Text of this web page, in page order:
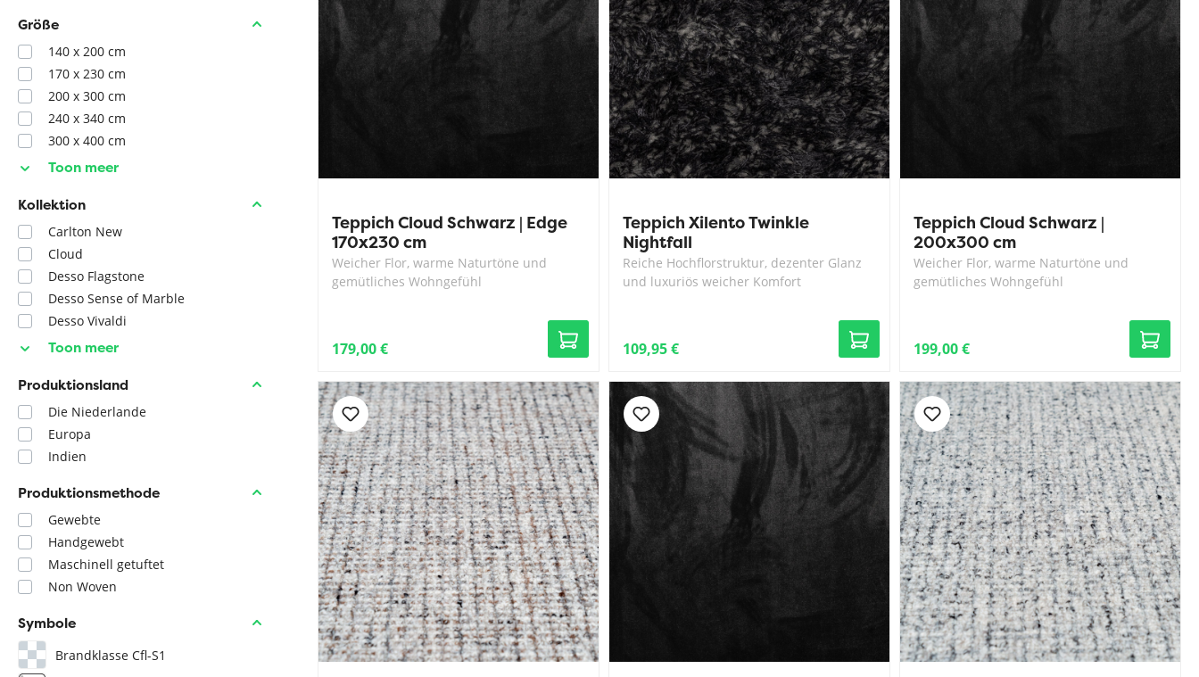
Größe
140 x 200 cm
170 x 230 cm
200 x 300 cm
240 x 340 cm
300 x 400 cm
Toon meer
Kollektion
Carlton New
Cloud
Desso Flagstone
Desso Sense of Marble
Desso Vivaldi
Toon meer
Produktionsland
Die Niederlande
Europa
Indien
Produktionsmethode
Gewebte
Handgewebt
Maschinell getuftet
Non Woven
Symbole
Brandklasse Cfl-S1
Teppich Cloud Schwarz | Edge
170x230 cm
Weicher Flor, warme Naturtöne und
gemütliches Wohngefühl
179,00 €
Teppich Xilento Twinkle
Nightfall
Reiche Hochflorstruktur, dezenter Glanz
und luxuriös weicher Komfort
109,95 €
Teppich Cloud Schwarz |
200x300 cm
Weicher Flor, warme Naturtöne und
gemütliches Wohngefühl
199,00 €